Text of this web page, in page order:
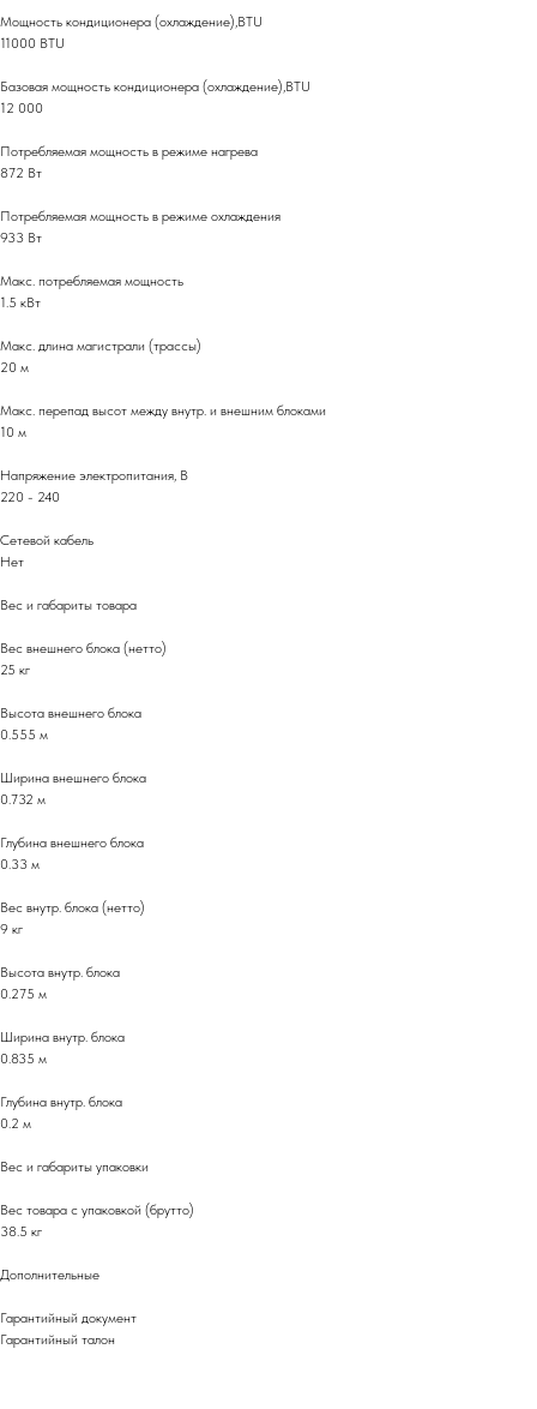
Мощность кондиционера (охлаждение),BTU
11000 BTU
Базовая мощность кондиционера (охлаждение),BTU
12 000
Потребляемая мощность в режиме нагрева
872 Вт
Потребляемая мощность в режиме охлаждения
933 Вт
Макс. потребляемая мощность
1.5 кВт
Макс. длина магистрали (трассы)
20 м
Макс. перепад высот между внутр. и внешним блоками
10 м
Напряжение электропитания, В
220 - 240
Сетевой кабель
Нет
Вес и габариты товара
Вес внешнего блока (нетто)
25 кг
Высота внешнего блока
0.555 м
Ширина внешнего блока
0.732 м
Глубина внешнего блока
0.33 м
Вес внутр. блока (нетто)
9 кг
Высота внутр. блока
0.275 м
Ширина внутр. блока
0.835 м
Глубина внутр. блока
0.2 м
Вес и габариты упаковки
Вес товара с упаковкой (брутто)
38.5 кг
Дополнительные
Гарантийный документ
Гарантийный талон